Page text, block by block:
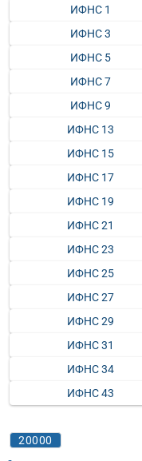
ИФНС 1
ИФНС 3
ИФНС 5
ИФНС 7
ИФНС 9
ИФНС 13
ИФНС 15
ИФНС 17
ИФНС 19
ИФНС 21
ИФНС 23
ИФНС 25
ИФНС 27
ИФНС 29
ИФНС 31
ИФНС 34
ИФНС 43